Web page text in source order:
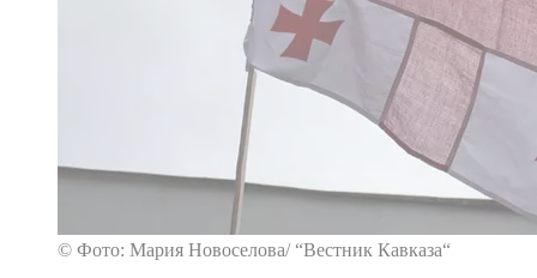
© Фото: Мария Новоселова/ “Вестник Кавказа“